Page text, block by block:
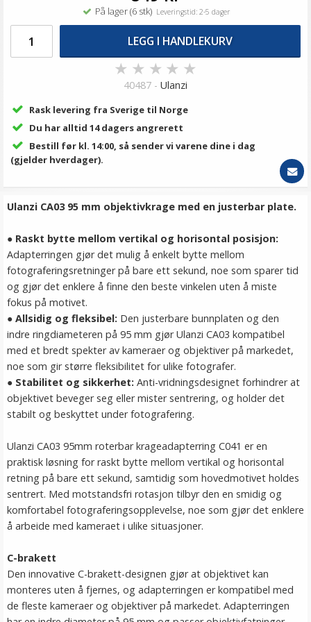
På lager (6 stk)Leveringstid: 2-5 dager
LEGG I HANDLEKURV
★ ★ ★ ★ ★
40487 - Ulanzi
Rask levering fra Sverige til Norge
Du har alltid 14 dagers angrerett
Bestill før kl. 14:00, så sender vi varene dine i dag
(gjelder hverdager).
Ulanzi CA03 95 mm objektivkrage med en justerbar plate.
● Raskt bytte mellom vertikal og horisontal posisjon:
Adapterringen gjør det mulig å enkelt bytte mellom
fotograferingsretninger på bare ett sekund, noe som sparer tid
og gjør det enklere å finne den beste vinkelen uten å miste
fokus på motivet.
● Allsidig og fleksibel: Den justerbare bunnplaten og den
indre ringdiameteren på 95 mm gjør Ulanzi CA03 kompatibel
med et bredt spekter av kameraer og objektiver på markedet,
noe som gir større fleksibilitet for ulike fotografer.
● Stabilitet og sikkerhet: Anti-vridningsdesignet forhindrer at
objektivet beveger seg eller mister sentrering, og holder det
stabilt og beskyttet under fotografering.
Ulanzi CA03 95mm roterbar krageadapterring C041 er en
praktisk løsning for raskt bytte mellom vertikal og horisontal
retning på bare ett sekund, samtidig som hovedmotivet holdes
sentrert. Med motstandsfri rotasjon tilbyr den en smidig og
komfortabel fotograferingsopplevelse, noe som gjør det enklere
å arbeide med kameraet i ulike situasjoner.
C-brakett
Den innovative C-brakett-designen gjør at objektivet kan
monteres uten å fjernes, og adapterringen er kompatibel med
de fleste kameraer og objektiver på markedet. Adapterringen